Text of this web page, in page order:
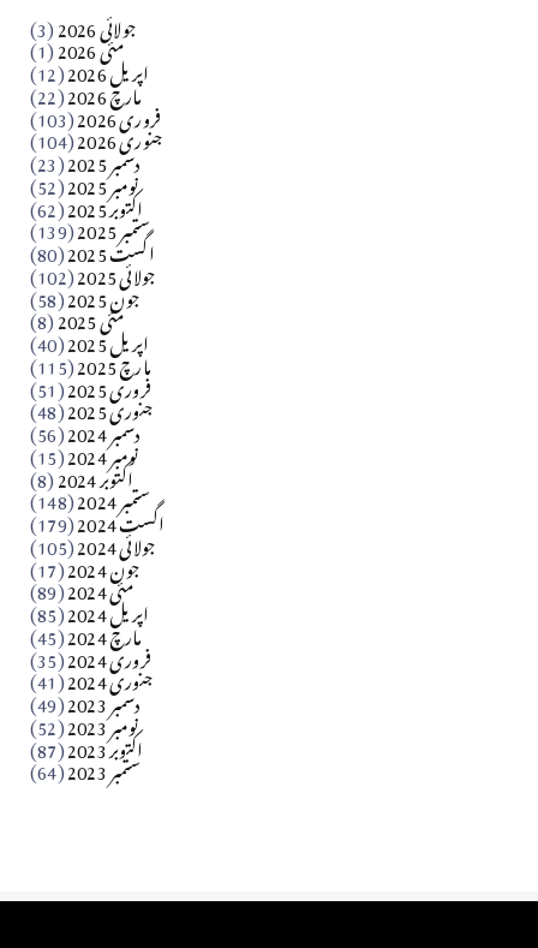
آزاد کشمیر جیسے احتجاج کی ضرورت ہے؟ از،،، ظہیرالدین
جولائی 2026 (3) مئی 2026 (1) اپریل 2026 (12) مارچ 2026 (22) فروری 2026 (103) جنوری 2026 (104) دسمبر 2025 (23) نومبر 2025 (52) اکتوبر 2025 (62) ستمبر 2025 (139) اگست 2025 (80) جولائی 2025 (102) جون 2025 (58) مئی 2025 (8) اپریل 2025 (40) مارچ 2025 (115) فروری 2025 (51) جنوری 2025 (48) دسمبر 2024 (56) نومبر 2024 (15) اکتوبر 2024 (8) ستمبر 2024 (148) اگست 2024 (179) جولائی 2024 (105) جون 2024 (17) مئی 2024 (89) اپریل 2024 (85) مارچ 2024 (45) فروری 2024 (35) جنوری 2024 (41) دسمبر 2023 (49) نومبر 2023 (52) اکتوبر 2023 (87) ستمبر 2023 (64)